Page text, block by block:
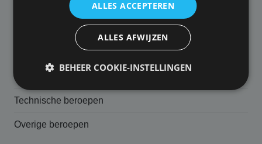
Financiele dienstverlening
ICT, media en communicatie
Juridische dienstverlening
Technische beroepen
Overige beroepen
ALLES ACCEPTEREN
ALLES AFWIJZEN
BEHEER COOKIE-INSTELLINGEN